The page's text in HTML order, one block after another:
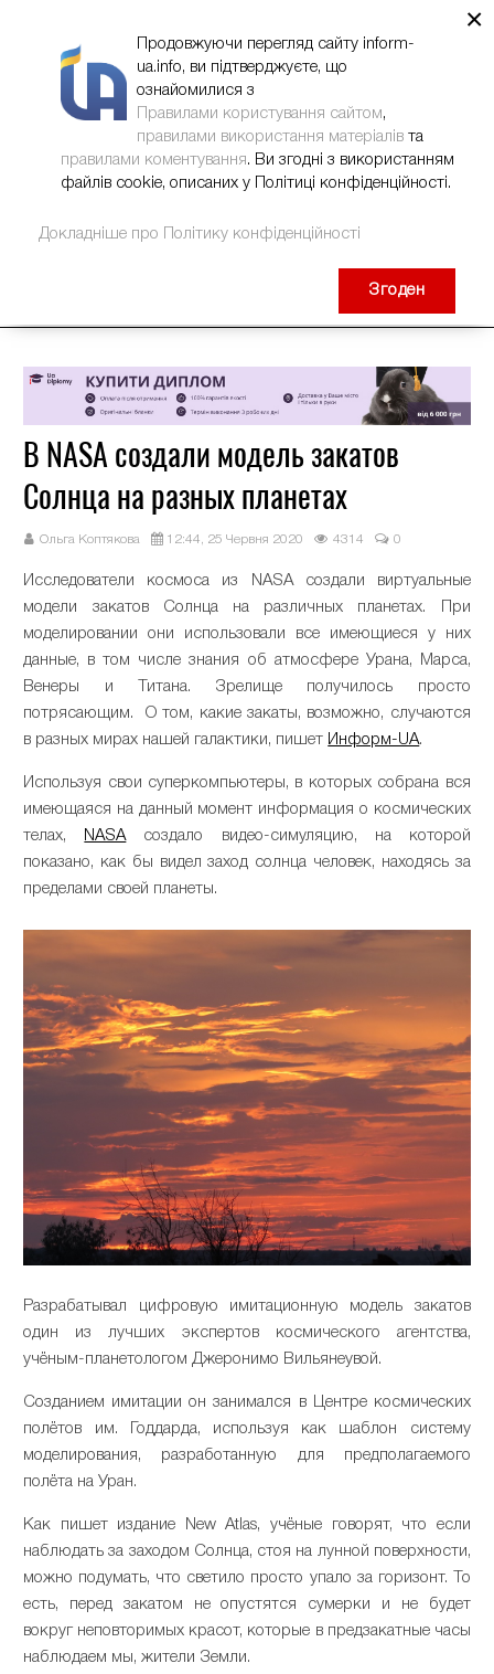
В NASA создали модель закатов
Солнца на разных планетах
Ольга Коптякова 12:44, 25 Червня 2020 4314 0
Исследователи космоса из NASA создали виртуальные
модели закатов Солнца на различных планетах. При
моделировании они использовали все имеющиеся у них
данные, в том числе знания об атмосфере Урана, Марса,
Венеры и Титана. Зрелище получилось просто
потрясающим. О том, какие закаты, возможно, случаются
в разных мирах нашей галактики, пишет Информ-UA.
Используя свои суперкомпьютеры, в которых собрана вся
имеющаяся на данный момент информация о космических
телах,
NASAсоздало видео-симуляцию, на которой
показано, как бы видел заход солнца человек, находясь за
пределами своей планеты.
Разрабатывал цифровую имитационную модель закатов
один из лучших экспертов космического агентства,
учёным-планетологом Джеронимо Вильянеувой.
Созданием имитации он занимался в Центре космических
полётов им. Годдарда, используя как шаблон систему
моделирования, разработанную для предполагаемого
полёта на Уран.
Как пишет издание New Atlas, учёные говорят, что если
наблюдать за заходом Солнца, стоя на лунной поверхности,
можно подумать, что светило просто упало за горизонт. То
есть, перед закатом не опустятся сумерки и не будет
вокруг неповторимых красот, которые в предзакатные часы
наблюдаем мы, жители Земли.
×
Продовжуючи перегляд сайту inform-
ua.info, ви підтверджуєте, що
ознайомилися з
Правилами користування сайтом,
правилами використання матеріалів та
правилами коментування. Ви згодні з використанням
файлів cookie, описаних у Політиці конфіденційності.
Докладніше про Політику конфіденційності
Згоден